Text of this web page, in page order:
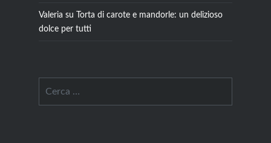
Valeria su
Torta di carote e mandorle: un delizioso
dolce per tutti